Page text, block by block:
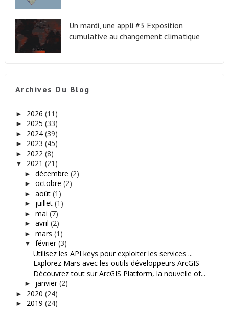
Un mardi, une appli #3 Exposition
cumulative au changement climatique
Archives Du Blog
► 2026 (11)
► 2025 (33)
► 2024 (39)
► 2023 (45)
► 2022 (8)
▼ 2021 (21)
► décembre (2)
► octobre (2)
► août (1)
► juillet (1)
► mai (7)
► avril (2)
► mars (1)
▼ février(3)
Utilisez les API keys pour exploiter les services ...
Explorez Mars avec les outils développeurs ArcGIS
Découvrez tout sur ArcGIS Platform, la nouvelle of...
► janvier(2)
► 2020 (24)
► 2019 (24)